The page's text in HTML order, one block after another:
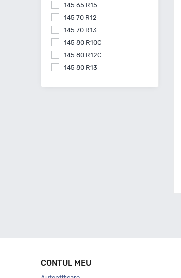
145 65 R15
145 70 R12
145 70 R13
145 80 R10C
145 80 R12C
145 80 R13
155 80 R15
CONTUL MEU